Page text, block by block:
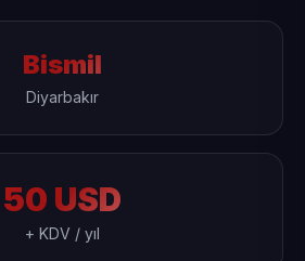
Bismil
Diyarbakır
50 USD
+ KDV / yıl